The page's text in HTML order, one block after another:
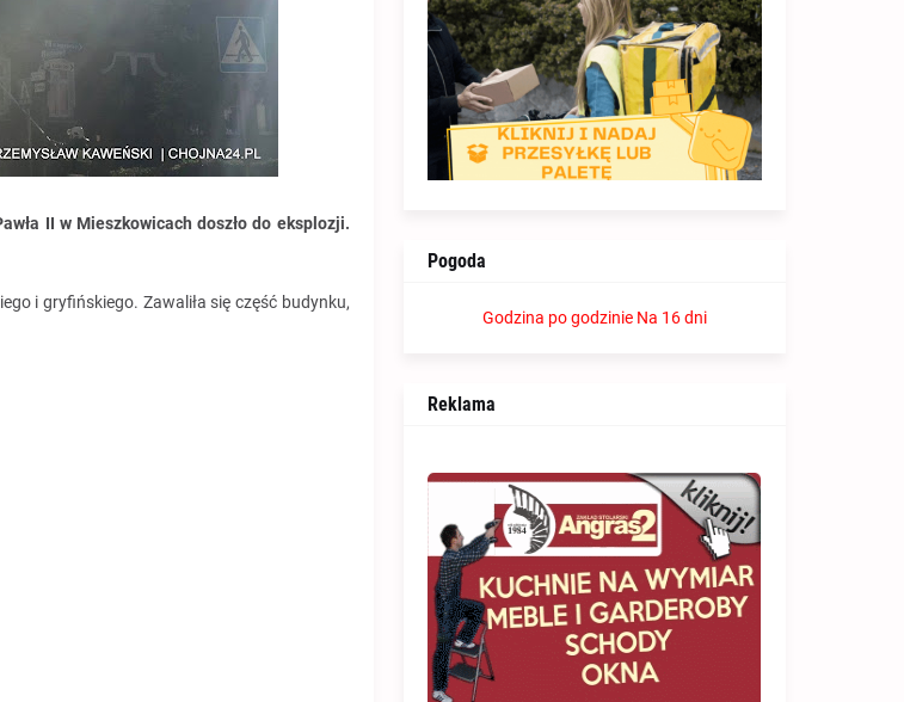
II w Mieszkowicach doszło do eksplozji.
i gryfińskiego. Zawaliła się część budynku,
Pogoda
Godzina po godzinie Na 16 dni
Reklama